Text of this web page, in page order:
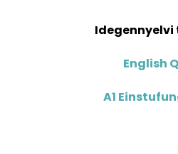
Idegennyelvi
English
A1